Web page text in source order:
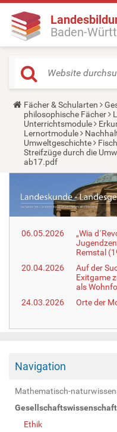
Baden-
Y
o
u
a
r
e
h
e
:
Fächer & Schularten
philosophische Fächer
Unterrichtsmodule
Lernortmodule
Umweltgeschichte
Streifzüge durch die
ab17.pdf
06.05.2026
„Wia
Remstal
20.04.2026
Auf der
Exitgame
als
24.03.2026
Orte der
Navigation
Mathematisch-
Ethik